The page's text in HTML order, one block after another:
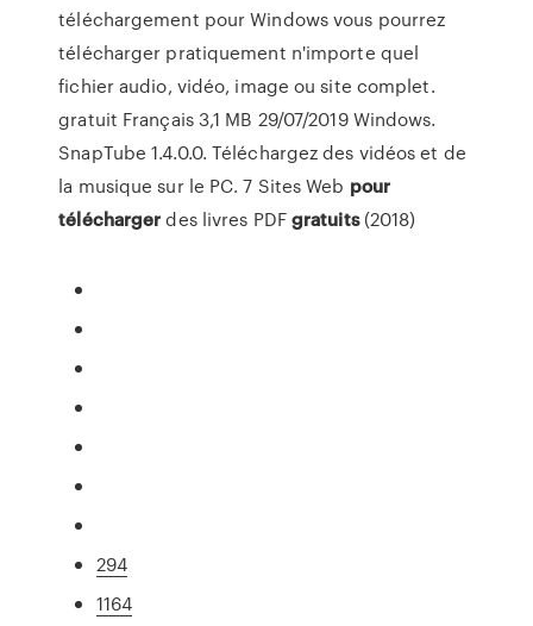
téléchargement pour Windows vous pourrez
télécharger pratiquement n'importe quel
fichier audio, vidéo, image ou site complet.
gratuit Français 3,1 MB 29/07/2019 Windows.
SnapTube 1.4.0.0. Téléchargez des vidéos et de
la musique sur le PC. 7 Sites Web pour
téléchargerdes livres PDFgratuits(2018)
294
1164